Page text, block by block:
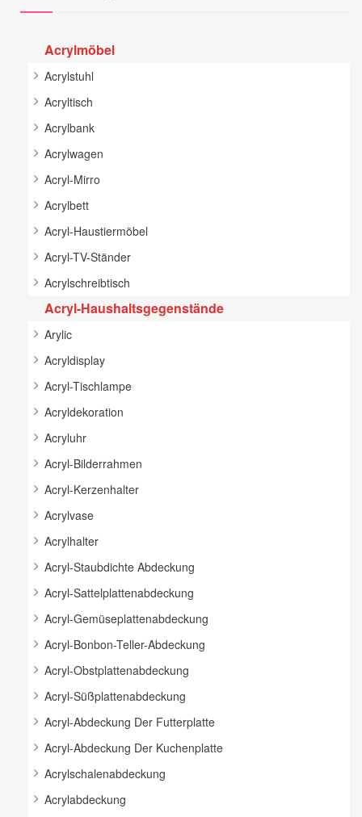
Acrylmöbel
Acrylstuhl
Acryltisch
Acrylbank
Acrylwagen
Acryl-Mirro
Acrylbett
Acryl-Haustiermöbel
Acryl-TV-Ständer
Acrylschreibtisch
Acryl-Haushaltsgegenstände
Arylic
Acryldisplay
Acryl-Tischlampe
Acryldekoration
Acryluhr
Acryl-Bilderrahmen
Acryl-Kerzenhalter
Acrylvase
Acrylhalter
Acryl-Staubdichte Abdeckung
Acryl-Sattelplattenabdeckung
Acryl-Gemüseplattenabdeckung
Acryl-Bonbon-Teller-Abdeckung
Acryl-Obstplattenabdeckung
Acryl-Süßplattenabdeckung
Acryl-Abdeckung Der Futterplatte
Acryl-Abdeckung Der Kuchenplatte
Acrylschalenabdeckung
Acrylabdeckung